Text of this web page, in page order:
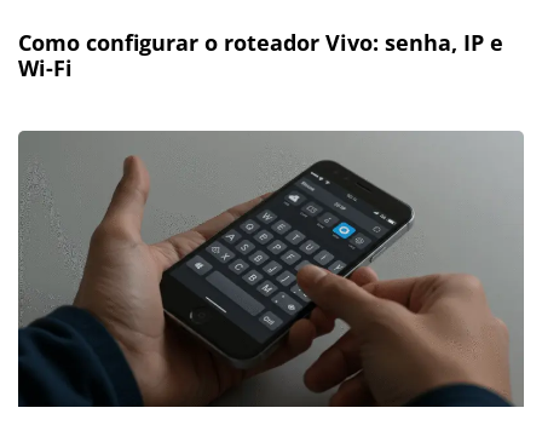
Como configurar o roteador Vivo: senha, IP e
Wi-Fi